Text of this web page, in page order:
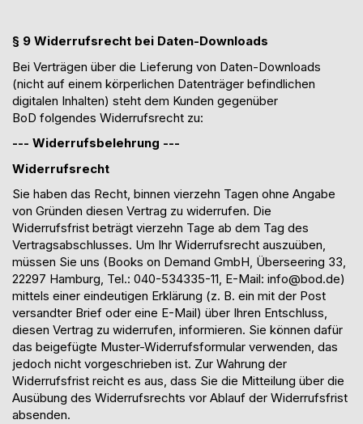
§ 9 Widerrufsrecht bei Daten-Downloads
Bei Verträgen über die Lieferung von Daten-Downloads
(nicht auf einem körperlichen Datenträger befindlichen
digitalen Inhalten) steht dem Kunden gegenüber
BoD folgendes Widerrufsrecht zu:
--- Widerrufsbelehrung ---
Widerrufsrecht
Sie haben das Recht, binnen vierzehn Tagen ohne Angabe
von Gründen diesen Vertrag zu widerrufen. Die
Widerrufsfrist beträgt vierzehn Tage ab dem Tag des
Vertragsabschlusses. Um Ihr Widerrufsrecht auszuüben,
müssen Sie uns (Books on Demand GmbH, Überseering 33,
22297 Hamburg, Tel.: 040-534335-11, E-Mail: info@bod.de)
mittels einer eindeutigen Erklärung (z. B. ein mit der Post
versandter Brief oder eine E-Mail) über Ihren Entschluss,
diesen Vertrag zu widerrufen, informieren. Sie können dafür
das beigefügte Muster-Widerrufsformular verwenden, das
jedoch nicht vorgeschrieben ist. Zur Wahrung der
Widerrufsfrist reicht es aus, dass Sie die Mitteilung über die
Ausübung des Widerrufsrechts vor Ablauf der Widerrufsfrist
absenden.